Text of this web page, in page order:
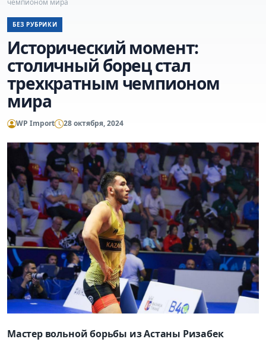
чемпионом мира
БЕЗ РУБРИКИ
Исторический момент:
столичный борец стал
трехкратным чемпионом
мира
WP Import 28 октября, 2024
Мастер вольной борьбы из Астаны Ризабек